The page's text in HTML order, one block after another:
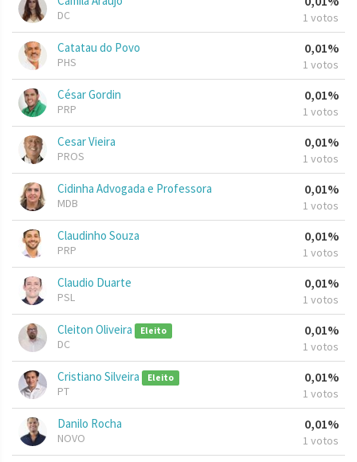
DC 1 votos
Catatau do Povo
PHS
0,01%
1 votos
César Gordin
PRP
0,01%
1 votos
Cesar Vieira
PROS
0,01%
1 votos
Cidinha Advogada e Professora
MDB
0,01%
1 votos
Claudinho Souza
PRP
0,01%
1 votos
Claudio Duarte
PSL
0,01%
1 votos
Cleiton Oliveira Eleito
DC
0,01%
1 votos
Cristiano Silveira Eleito
PT
0,01%
1 votos
Danilo Rocha
NOVO
0,01%
1 votos